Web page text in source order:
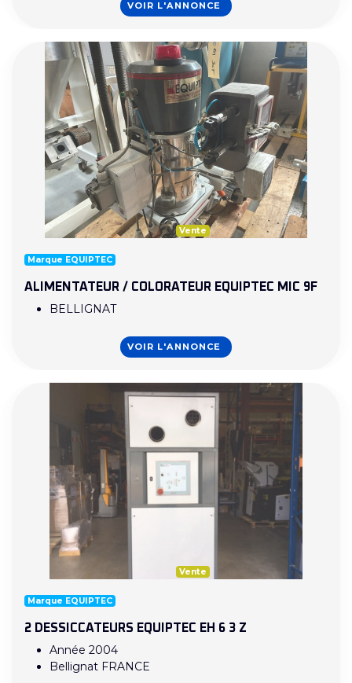
VOIR L'ANNONCE
Vente
Marque EQUIPTEC
ALIMENTATEUR / COLORATEUR EQUIPTEC MIC 9F
BELLIGNAT
VOIR L'ANNONCE
Vente
Marque EQUIPTEC
2 DESSICCATEURS EQUIPTEC EH 6 3 Z
Année 2004
Bellignat FRANCE